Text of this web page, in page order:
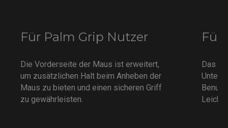
Für Palm Grip Nutzer
Die Vorderseite der Maus ist erweitert,
um zusätzlichen Halt beim Anheben der
Maus zu bieten und einen sicheren Griff
zu gewährleisten.
Für
Das